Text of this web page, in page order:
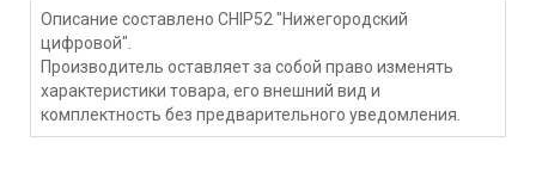
Описание составлено CHIP52 "Нижегородский
цифровой".
Производитель оставляет за собой право изменять
характеристики товара, его внешний вид и
комплектность без предварительного уведомления.